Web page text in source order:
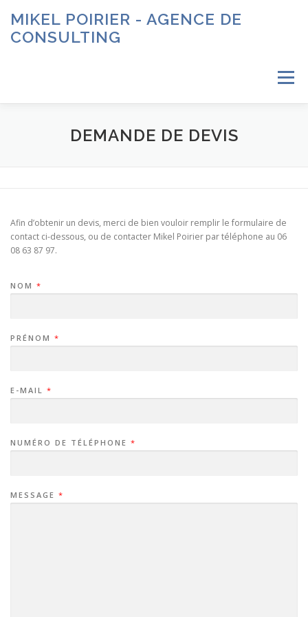
contenu
MIKEL POIRIER - AGENCE DE
CONSULTING
Menu
À PROPOS SERVICES CONTACT
DEMANDE DE DEVIS
Afin d’obtenir un devis, merci de bien vouloir remplir le formulaire de
contact ci-dessous, ou de contacter Mikel Poirier par téléphone au 06
08 63 87 97.
NOM *
PRÉNOM *
E-MAIL *
NUMÉRO DE TÉLÉPHONE *
MESSAGE *